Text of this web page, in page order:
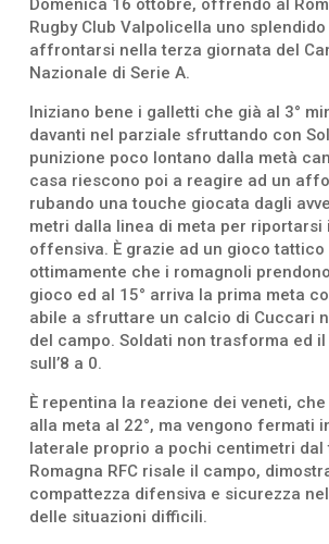
Domenica 16 ottobre, offrendo al
Rugby Club Valpolicella uno
affrontarsi nella terza giornata del
Nazionale di Serie A.
Iniziano bene i galletti che già al 3°
davanti nel parziale sfruttando con
punizione poco lontano dalla metà
casa riescono poi a reagire ad un
rubando una touche giocata dagli
metri dalla linea di meta per riportarsi
offensiva. È grazie ad un gioco
ottimamente che i romagnoli
gioco ed al 15° arriva la prima meta
abile a sfruttare un calcio di Cuccari
del campo. Soldati non trasforma ed
sull’8 a 0.
È repentina la reazione dei veneti,
alla meta al 22°, ma vengono fermati
laterale proprio a pochi centimetri dal
Romagna RFC risale il campo,
compattezza difensiva e sicurezza
delle situazioni difficili.